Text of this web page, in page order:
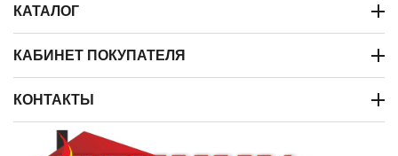
КАТАЛОГ
КАБИНЕТ ПОКУПАТЕЛЯ
КОНТАКТЫ